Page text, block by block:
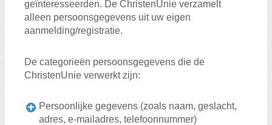
geïnteresseerden. De ChristenUnie verzamelt
alleen persoonsgegevens uit uw eigen
aanmelding/registratie.
De categorieën persoonsgegevens die de
ChristenUnie verwerkt zijn:
Persoonlijke gegevens (zoals naam, geslacht,
adres, e-mailadres, telefoonnummer)